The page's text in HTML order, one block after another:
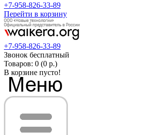
+7-958-826-33-89
Перейти в корзину
+7-958-826-33-89
Звонок бесплатный
Товаров: 0 (0 р.)
В корзине пусто!